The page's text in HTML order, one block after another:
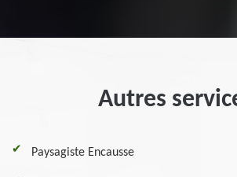
Autres
Paysagiste Encausse